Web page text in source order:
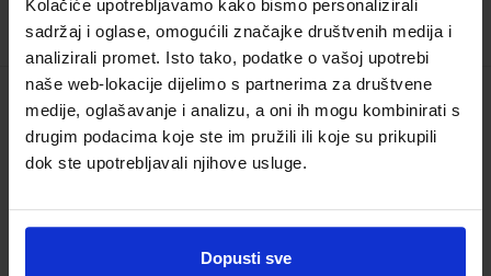
Kolačiće upotrebljavamo kako bismo personalizirali
sadržaj i oglase, omogućili značajke društvenih medija i
analizirali promet. Isto tako, podatke o vašoj upotrebi
naše web-lokacije dijelimo s partnerima za društvene
medije, oglašavanje i analizu, a oni ih mogu kombinirati s
drugim podacima koje ste im pružili ili koje su prikupili
dok ste upotrebljavali njihove usluge.
Dopusti sve
FORWARD 2; radna bilježnica engleskog
jezika za drugi razred gimnazija i srednjh
četverogodišnjih škola
Šifra proizvoda:567508
Aleksandra Pavličević